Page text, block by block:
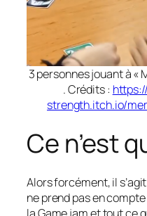
3 personnes jouant à «
. Crédits :
strength.itch.io/
Ce n’est
Alors forcément, il
ne prend pas en